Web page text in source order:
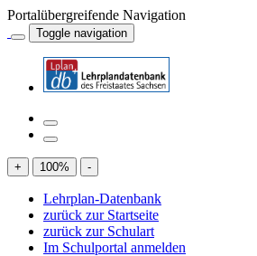
Portalübergreifende Navigation
Toggle navigation
+ 100% -
Lehrplan-Datenbank
zurück zur Startseite
zurück zur Schulart
Im Schulportal anmelden